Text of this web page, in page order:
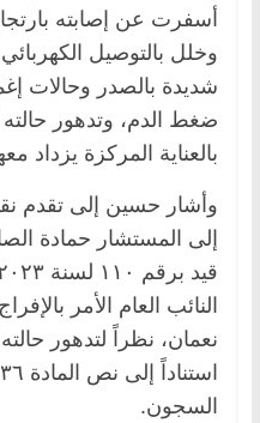
أسفرت عن إصابته
وخلل بالتوصيل
شديدة بالصدر وحالات
ضغط الدم، وتدهور
بالعناية المركزة يزداد
وأشار حسين إلى تقدم
إلى المستشار حمادة
النائب العام الأمر
نعمان، نظراً لتدهور
السجون.